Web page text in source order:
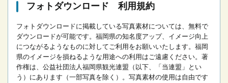
フォトダウンロード 利用規約
フォトダウンロードに掲載している写真素材については、無料で
ダウンロードが可能です。 福岡県の知名度アップ、イメージ向上
につながるようなものに対してご利用をお願いいたします。 福岡
県のイメージを損ねるような用途への利用はご遠慮ください。 著
作権は、公益社団法人福岡県観光連盟（以下、「当連盟」とい
う）にあります（一部写真を除く）。写真素材の使用は自由です